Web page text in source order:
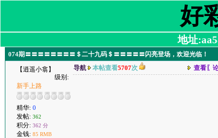
好
地址
074期〓〓〓〓〓〓〓〓＄二十九码＄〓〓〓〓〓闪亮登场，欢迎光临！
【逍遥小翕】
级别:
新手上路
精华: 0
发帖: 362
积分: 362 分
金钱: 85 RMB
导航 本帖查看5707次 查看〖